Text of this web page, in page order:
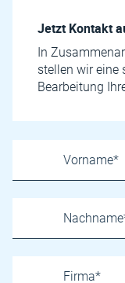
Jetzt Kontakt
In
stellen wir eine
Bearbeitung